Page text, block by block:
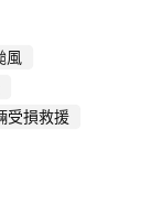
災害應變能力
關懷承諾，提
風
受損救援